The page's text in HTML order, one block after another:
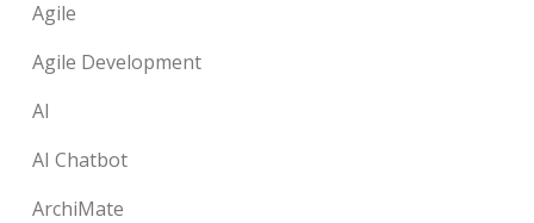
Agile
Agile Development
AI
AI Chatbot
ArchiMate